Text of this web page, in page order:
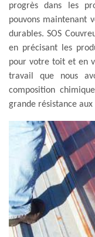
progrès dans les
pouvons maintenant
durables. SOS
en précisant les
pour votre toit et en
travail que nous
composition
grande résistance